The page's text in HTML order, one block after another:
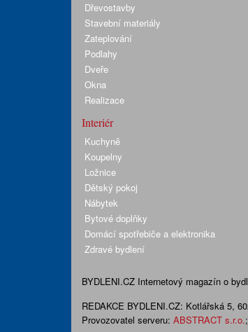
Dřevostavby
Stavební materiály
Zateplování
Podlahy
Dveře
Okna
Realizace
Interiér
Kuchyně
Koupelny
Ložnice
Dětský pokoj
Nábytek
Bytové doplňky
Domácí spotřebiče a elektronika
Zdravé bydlení
BYDLENI.CZ Internetový magazín o
REDAKCE BYDLENI.CZ: Kotlářská 5,
Provozovatel serveru: ABSTRACT s.r.o.